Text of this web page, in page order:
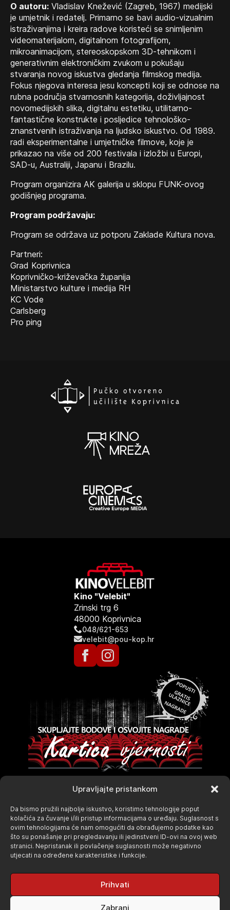
Upravljajte pristankom
Da bismo pružili najbolje iskustvo, koristimo tehnologije poput
kolačića za čuvanje i/ili pristup informacijama o uređaju. Suglasnost s
ovim tehnologijama će nam omogućiti da obrađujemo podatke kao
što su ponašanje pri pregledavanju ili jedinstveni ID-ovi na ovoj web
stranici. Nepristanak ili povlačenje suglasnosti može negativno
utjecati na određene karakteristike i funkcije.
Prihvati
Zabrani
O autoru: Vladislav Knežević (Zagreb, 1967) medijski
je umjetnik i redatelj. Primarno se bavi audio-vizualnim
istraživanjima i kreira radove koristeći se snimljenim
videomaterijalom, digitalnom fotografijom,
mikroanimacijom, stereoskopskom 3D-tehnikom i
generativnim elektroničkim zvukom u pokušaju
stvaranja novog iskustva gledanja filmskog medija.
Fokus njegova interesa jesu koncepti koji se odnose na
rubna područja stvarnosnih kategorija, doživljajnost
novomedijskih slika, digitalnu estetiku, utilitarno-
fantastične konstrukte i posljedice tehnološko-
znanstvenih istraživanja na ljudsko iskustvo. Od 1989.
radi eksperimentalne i umjetničke filmove, koje je
prikazao na više od 200 festivala i izložbi u Europi,
SAD-u, Australiji, Japanu i Brazilu.
Program organizira AK galerija u sklopu FUNK-ovog
godišnjeg programa.
Program podržavaju:
Program se održava uz potporu Zaklade Kultura nova.
Partneri:
Grad Koprivnica
Koprivničko-križevačka županija
Ministarstvo kulture i medija RH
KC Vode
Carlsberg
Pro ping
Kino "Velebit"
Zrinski trg 6
48000 Koprivnica
048/621-653
velebit@pou-kop.hr